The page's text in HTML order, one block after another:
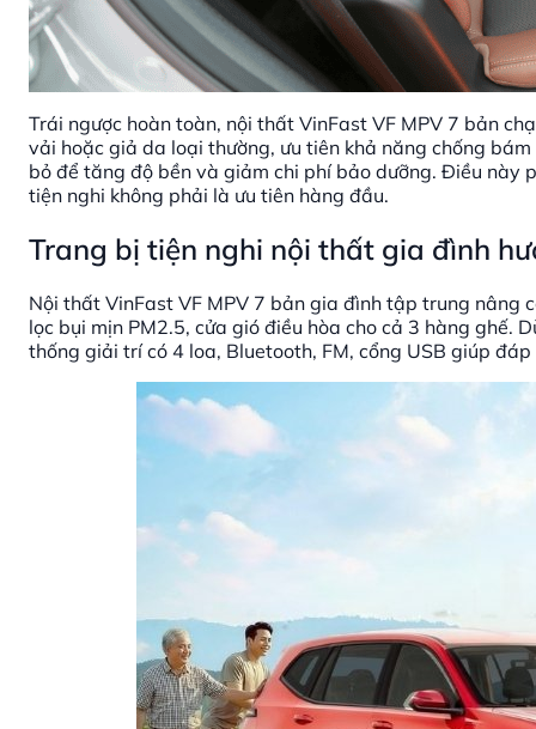
Trái ngược hoàn toàn, nội thất VinFast VF MPV 7 bản
vải hoặc giả da loại thường, ưu tiên khả năng chống
bỏ để tăng độ bền và giảm chi phí bảo dưỡng. Điều này
tiện nghi không phải là ưu tiên hàng đầu.
Trang bị tiện nghi nội thất gia đình
Nội thất VinFast VF MPV 7 bản gia đình tập trung nâng
lọc bụi mịn PM2.5, cửa gió điều hòa cho cả 3 hàng ghế.
thống giải trí có 4 loa, Bluetooth, FM, cổng USB giúp